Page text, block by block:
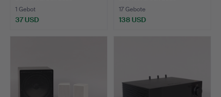
1 Gebot
37 USD
17 Gebote
138 USD